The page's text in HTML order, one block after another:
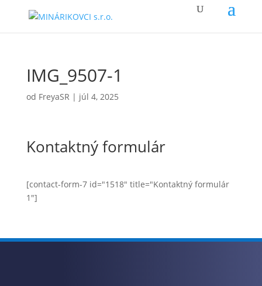
IMG_9507-1
od FreyaSR | júl 4, 2025
Kontaktný formulár
[contact-form-7 id="1518" title="Kontaktný formulár
1"]